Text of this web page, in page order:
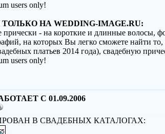
users only!
НА WEDDING-IMAGE.RU:
- на короткие и длинные волосы,
на которых Вы легко сможете найти
платьев 2014 года), свадебную
users only!
С 01.09.2006
В СВАДЕБНЫХ КАТАЛОГАХ: